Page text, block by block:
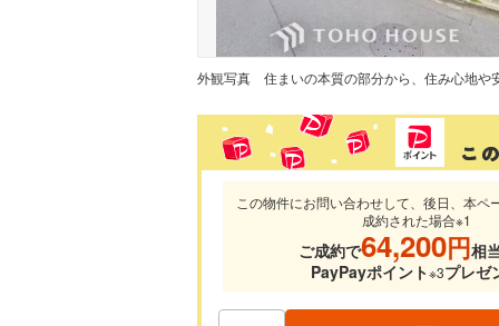
外観写真
この物件にお問い合わせして、後日、本ペ
成約された場合※1
ご成約で64,200円相
PayPayポイント※3プレゼ